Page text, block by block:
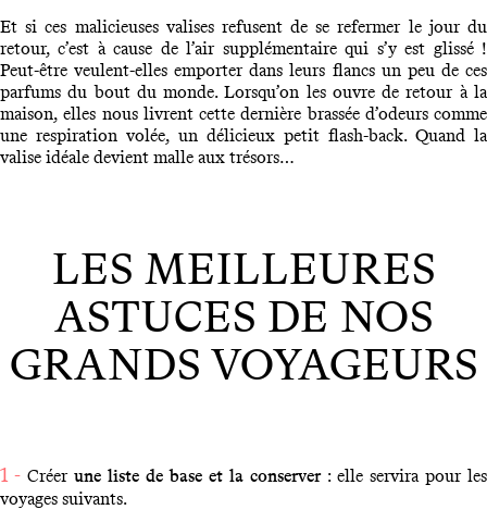
Et si ces malicieuses valises refusent de se refermer le jour du
retour, c’est à cause de l’air supplémentaire qui s’y est glissé !
Peut-être veulent-elles emporter dans leurs flancs un peu de ces
parfums du bout du monde. Lorsqu’on les ouvre de retour à la
maison, elles nous livrent cette dernière brassée d’odeurs comme
une respiration volée, un délicieux petit flash-back. Quand la
valise idéale devient malle aux trésors…
LES MEILLEURES
ASTUCES DE NOS
GRANDS VOYAGEURS
1 - Créer une liste de base et la conserver : elle servira pour les
voyages suivants.